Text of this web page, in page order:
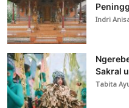
Indri
Sakral
Tabita